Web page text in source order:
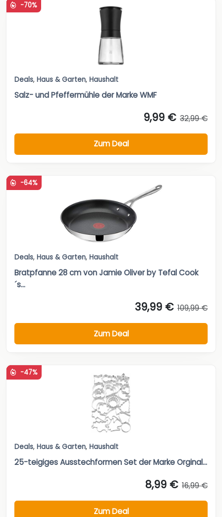
-70%
Deals, Haus & Garten, Haushalt
Salz- und Pfeffermühle der Marke WMF
9,99 € 32,99 €
Zum Deal
-64%
Deals, Haus & Garten, Haushalt
Bratpfanne 28 cm von Jamie Oliver by Tefal Cook
´s...
39,99 € 109,99 €
Zum Deal
-47%
Deals, Haus & Garten, Haushalt
25-teigiges Ausstechformen Set der Marke Orginal...
8,99 € 16,99 €
Zum Deal